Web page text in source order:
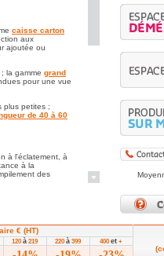
caisse carton
aux
ajoutée ou
la gamme grand
pour une vue
plus petites ;
de 40 à 60
à l'éclatement, à
à la
des
peu résistant
le remplissage
l'écrasement.
de calage et
€ (HT)
120 à 219 220 à 399 400 et +